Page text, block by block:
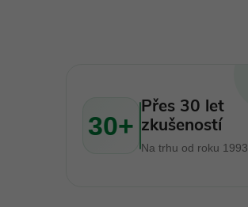
30+
Přes 30 let
zkušeností
Na trhu od roku 1993